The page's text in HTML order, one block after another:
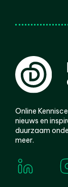
Online
nieuws en
duurzaam
meer.